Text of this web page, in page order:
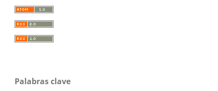
Palabras clave